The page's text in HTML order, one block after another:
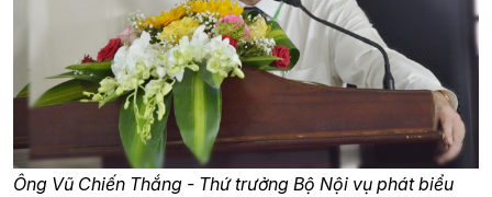
Ông Vũ Chiến Thắng - Thứ trưởng Bộ Nội vụ phát biểu